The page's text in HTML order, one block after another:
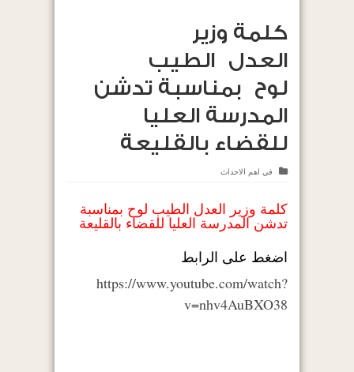
كلمة وزير
العدل الطيب
لوح بمناسبة تدشن
المدرسة العليا
للقضاء بالقليعة
في اهم الاحداث
كلمة وزير العدل الطيب لوح بمناسبة
تدشن المدرسة العليا للقضاء بالقليعة
اضغط على الرابط
https://www.youtube.com/watch?
v=nhv4AuBXO38